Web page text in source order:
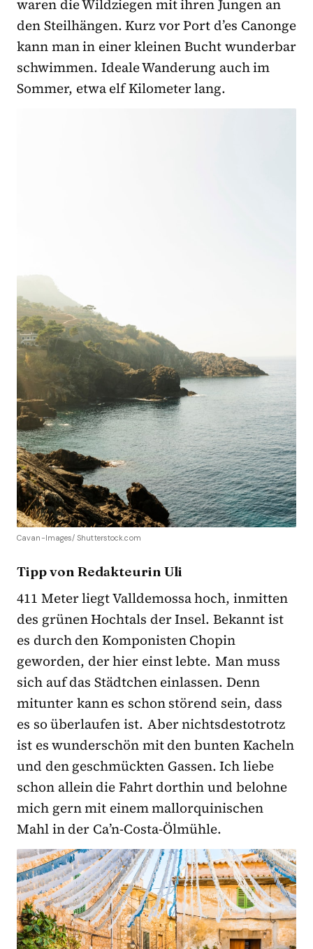
waren die Wildziegen mit ihren Jungen an
den Steilhängen. Kurz vor Port d’es Canonge
kann man in einer kleinen Bucht wunderbar
schwimmen. Ideale Wanderung auch im
Sommer, etwa elf Kilometer lang.
Cavan-Images/ Shutterstock.com
Tipp von Redakteurin Uli
411 Meter liegt Valldemossa hoch, inmitten
des grünen Hochtals der Insel. Bekannt ist
es durch den Komponisten Chopin
geworden, der hier einst lebte. Man muss
sich auf das Städtchen einlassen. Denn
mitunter kann es schon störend sein, dass
es so überlaufen ist. Aber nichtsdestotrotz
ist es wunderschön mit den bunten Kacheln
und den geschmückten Gassen. Ich liebe
schon allein die Fahrt dorthin und belohne
mich gern mit einem mallorquinischen
Mahl in der Ca’n-Costa-Ölmühle.